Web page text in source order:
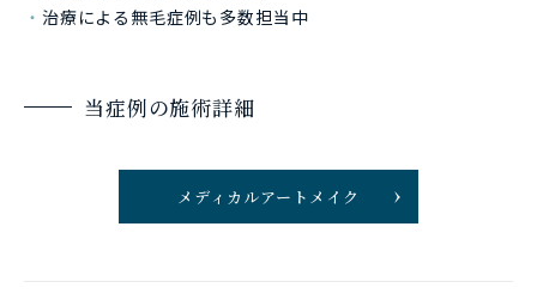
治療による無毛症例も多数担当中
当症例の施術詳細
メディカルアートメイク